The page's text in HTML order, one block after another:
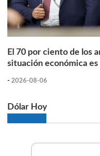
El 70 por ciento de los
situación económica es
- 2026-08-06
Dólar Hoy